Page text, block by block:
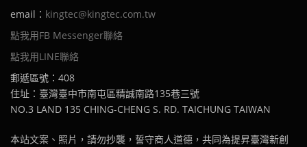
email： kingtec@kingtec.com.tw
點我用FB Messenger聯絡
點我用LINE聯絡
郵遞區號：408
住址：臺灣臺中市南屯區精誠南路135巷三號
NO.3 LAND 135 CHING-CHENG S. RD. TAICHUNG TAIWAN
本站文案、照片，請勿抄襲，誓守商人道德，共同為提昇臺灣新創